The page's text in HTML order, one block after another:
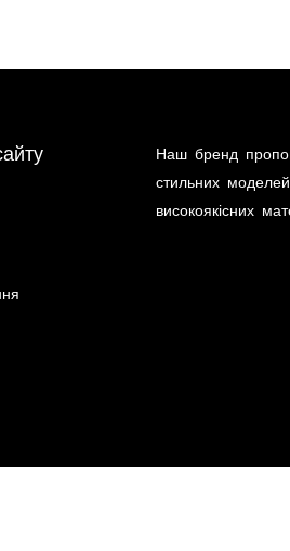
Наш бренд
стильних
високоякісних